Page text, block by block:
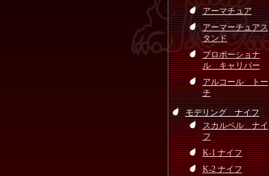
アーマチュア
アーマーチュアス
タンド
プロポーショナ
ル キャリパー
アルコール トー
チ
モデリング ナイフ
スカルペル ナイ
フ
K-1 ナイフ
K-2 ナイフ